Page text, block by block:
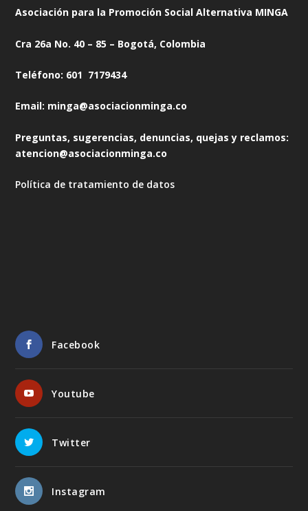
Asociación para la Promoción Social Alternativa MINGA
Cra 26a No. 40 – 85 – Bogotá, Colombia
Teléfono: 601 7179434
Email: minga@asociacionminga.co
Preguntas, sugerencias, denuncias, quejas y reclamos:
atencion@asociacionminga.co
Política de tratamiento de datos
Facebook
Youtube
Twitter
Instagram